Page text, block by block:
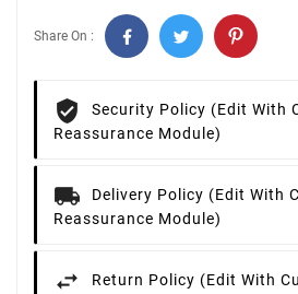
Share On :
Security Policy (edit With
Reassurance Module)
Delivery Policy (edit With
Reassurance Module)
Return Policy (edit With